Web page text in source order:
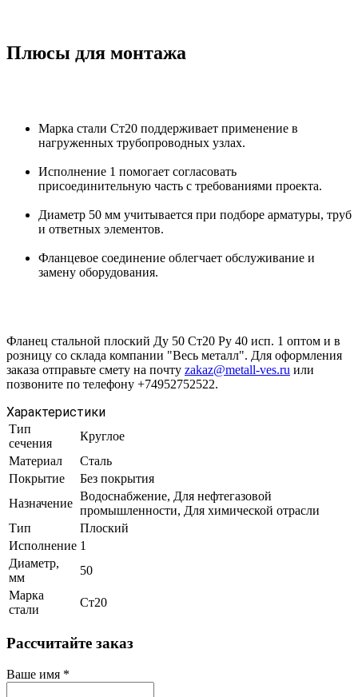
Плюсы для монтажа
Марка стали Ст20 поддерживает применение в
нагруженных трубопроводных узлах.
Исполнение 1 помогает согласовать
присоединительную часть с требованиями проекта.
Диаметр 50 мм учитывается при подборе арматуры, труб
и ответных элементов.
Фланцевое соединение облегчает обслуживание и
замену оборудования.
Фланец стальной плоский Ду 50 Ст20 Ру 40 исп. 1 оптом и в
розницу со склада компании "Весь металл". Для оформления
заказа отправьте смету на почту zakaz@metall-ves.ru или
позвоните по телефону +74952752522.
Характеристики
Тип
сечения
Круглое
Материал
Сталь
Покрытие
Без покрытия
Назначение
Водоснабжение, Для нефтегазовой
промышленности, Для химической отрасли
Тип
Плоский
Исполнение 1
Диаметр,
мм
50
Марка
стали
Ст20
Рассчитайте заказ
Ваше имя *